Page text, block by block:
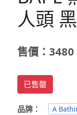
人頭
售價：3480
已售罄
品牌 ： A